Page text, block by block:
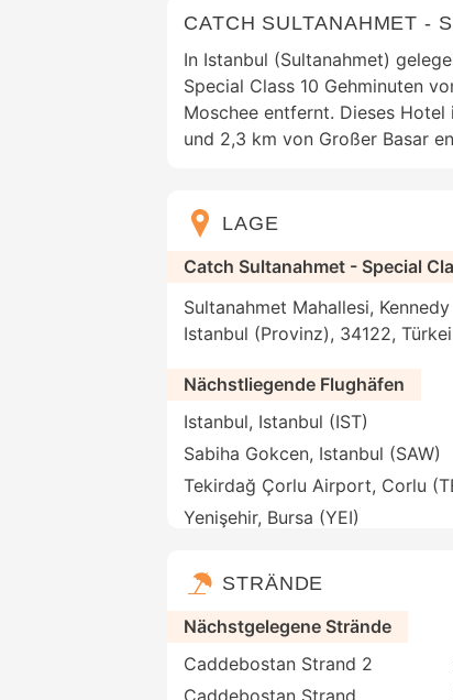
CATCH SULTANAHMET -
In Istanbul (Sultanahmet)
Special Class 10 Gehminuten
Moschee entfernt. Dieses Hotel
und 2,3 km von Großer Basar
LAGE
Catch Sultanahmet - Special
Sultanahmet Mahallesi,
Istanbul (Provinz), 34122, Türkei
Nächstliegende Flughäfen
Istanbul, Istanbul (IST)
Sabiha Gokcen, Istanbul (SAW)
Tekirdağ Çorlu Airport, Corlu
Yenişehir, Bursa (YEI)
STRÄNDE
Nächstgelegene Strände
Caddebostan Strand 2